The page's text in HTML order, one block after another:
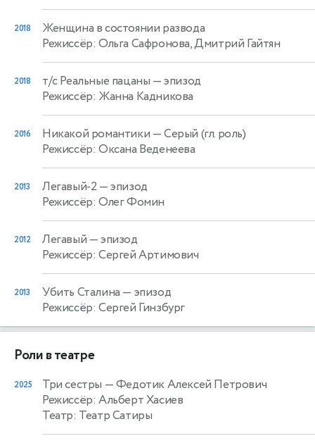
2018
Женщина в состоянии развода
Режиссёр: Ольга Сафронова, Дмитрий Гайтян
2018 т/с Реальные пацаны — эпизод
Режиссёр: Жанна Кадникова
2016 Никакой романтики — Серый (гл. роль)
Режиссёр: Оксана Веденеева
2013 Легавый-2 — эпизод
Режиссёр: Олег Фомин
2012 Легавый — эпизод
Режиссёр: Сергей Артимович
2013 Убить Сталина — эпизод
Режиссёр: Сергей Гинзбург
Роли в театре
2025 Три сестры — Федотик Алексей Петрович
Режиссёр: Альберт Хасиев
Театр: Театр Сатиры